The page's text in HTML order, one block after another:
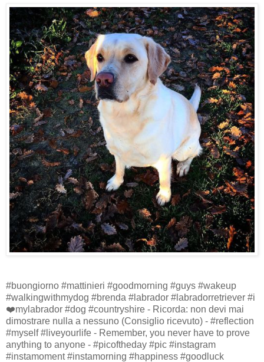
#buongiorno #mattinieri #goodmorning #guys #wakeup
#walkingwithmydog #brenda #labrador #labradorretriever #i
❤️mylabrador #dog #countryshire - Ricorda: non devi mai
dimostrare nulla a nessuno (Consiglio ricevuto) - #reflection
#myself #liveyourlife - Remember, you never have to prove
anything to anyone - #picoftheday #pic #instagram
#instamoment #instamorning #happiness #goodluck